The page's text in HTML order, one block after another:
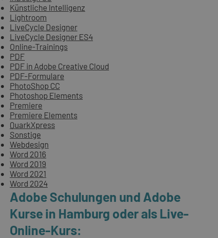
Künstliche Intelligenz
Lightroom
LiveCycle Designer
LiveCycle Designer ES4
Online-Trainings
PDF
PDF in Adobe Creative Cloud
PDF-Formulare
PhotoShop CC
Photoshop Elements
Premiere
Premiere Elements
QuarkXpress
Sonstige
Webdesign
Word 2016
Word 2019
Word 2021
Word 2024
Adobe Schulungen und Adobe
Kurse in Hamburg oder als Live-
Online-Kurs: